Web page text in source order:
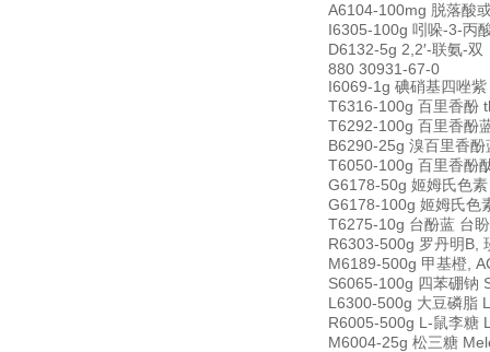
A6104-100mg 脱落酸
I6305-100g 吲哚-3-丙
D6132-5g 2,2′-联氨-
880 30931-67-0
I6069-1g 碘硝基四唑
T6316-100g 百里香酚
T6292-100g 百里香酚
B6290-25g 溴百里香
T6050-100g 百里香酚
G6178-50g 姬姆氏色
G6178-100g 姬姆氏色
T6275-10g 台酚蓝 台
R6303-500g 罗丹明B,
M6189-500g 甲基橙,
S6065-100g 四苯硼钠
L6300-500g 大豆磷脂
R6005-500g L-鼠李糖
M6004-25g 松三糖